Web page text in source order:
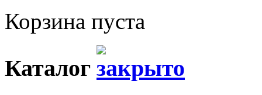
Корзина пуста
Каталог